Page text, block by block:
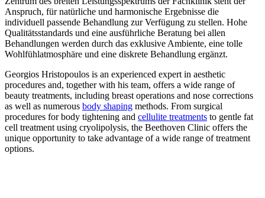
Anspruch, für natürliche und harmonische Ergebnisse die
individuell passende Behandlung zur Verfügung zu stellen. Hohe
Qualitätsstandards und eine ausführliche Beratung bei allen
Behandlungen werden durch das exklusive Ambiente, eine tolle
Wohlfühlatmosphäre und eine diskrete Behandlung ergänzt.
Georgios Hristopoulos is an experienced expert in aesthetic
procedures and, together with his team, offers a wide range of
beauty treatments, including breast operations and nose corrections
as well as numerous body shaping methods. From surgical
procedures for body tightening and cellulite treatments to gentle fat
cell treatment using cryolipolysis, the Beethoven Clinic offers the
unique opportunity to take advantage of a wide range of treatment
options.